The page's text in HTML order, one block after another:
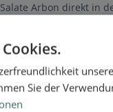
Arbon direkt in
in Arbon
Sie der